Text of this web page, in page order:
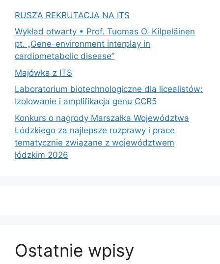
RUSZA REKRUTACJA NA ITS
Wykład otwarty • Prof. Tuomas O. Kilpeläinen
pt. „Gene-environment interplay in
cardiometabolic disease”
Majówka z ITS
Laboratorium biotechnologiczne dla licealistów:
Izolowanie i amplifikacja genu CCR5
Konkurs o nagrody Marszałka Województwa
Łódzkiego za najlepsze rozprawy i prace
tematycznie związane z województwem
łódzkim 2026
Ostatnie wpisy